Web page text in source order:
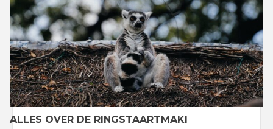
ALLES OVER DE RINGSTAARTMAKI